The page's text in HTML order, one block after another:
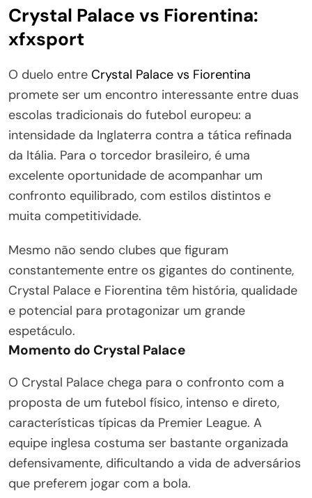
Crystal Palace vs Fiorentina:
xfxsport
O duelo entre Crystal Palace vs Fiorentina
promete ser um encontro interessante entre duas
escolas tradicionais do futebol europeu: a
intensidade da Inglaterra contra a tática refinada
da Itália. Para o torcedor brasileiro, é uma
excelente oportunidade de acompanhar um
confronto equilibrado, com estilos distintos e
muita competitividade.
Mesmo não sendo clubes que figuram
constantemente entre os gigantes do continente,
Crystal Palace e Fiorentina têm história, qualidade
e potencial para protagonizar um grande
espetáculo.
Momento do Crystal Palace
O Crystal Palace chega para o confronto com a
proposta de um futebol físico, intenso e direto,
características típicas da Premier League. A
equipe inglesa costuma ser bastante organizada
defensivamente, dificultando a vida de adversários
que preferem jogar com a bola.